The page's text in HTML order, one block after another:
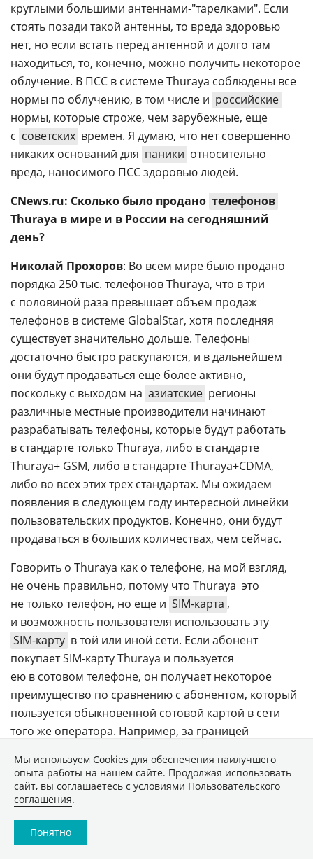
круглыми большими антеннами-"тарелками". Если
стоять позади такой антенны, то вреда здоровью
нет, но если встать перед антенной и долго там
находиться, то, конечно, можно получить некоторое
облучение. В ПСС в системе Thuraya соблюдены все
нормы по облучению, в том числе и российские
нормы, которые строже, чем зарубежные, еще
с советских времен. Я думаю, что нет совершенно
никаких оснований для паники относительно
вреда, наносимого ПСС здоровью людей.
CNews.ru: Сколько было продано телефонов
Thuraya в мире и в России на сегодняшний
день?
Николай Прохоров: Во всем мире было продано
порядка 250 тыс. телефонов Thuraya, что в три
с половиной раза превышает объем продаж
телефонов в системе GlobalStar, хотя последняя
существует значительно дольше. Телефоны
достаточно быстро раскупаются, и в дальнейшем
они будут продаваться еще более активно,
поскольку с выходом на азиатские регионы
различные местные производители начинают
разрабатывать телефоны, которые будут работать
в стандарте только Thuraya, либо в стандарте
Thuraya+ GSM, либо в стандарте Thuraya+CDMA,
либо во всех этих трех стандартах. Мы ожидаем
появления в следующем году интересной линейки
пользовательских продуктов. Конечно, они будут
продаваться в больших количествах, чем сейчас.
Говорить о Thuraya как о телефоне, на мой взгляд,
не очень правильно, потому что Thuraya  это
не только телефон, но еще и SIM-карта ,
и возможность пользователя использовать эту
SIM-карту в той или иной сети. Если абонент
покупаетSIM-картуThuraya и пользуется
ею в сотовом телефоне, он получает некоторое
преимущество по сравнению с абонентом, который
пользуется обыкновенной сотовой картой в сети
того же оператора. Например, за границей
дешевая входящая связь  максимальный входящий
тарифThuraya составляет 25 центов. Определенное
количество пользователей используют
Thuraya именно так. Важно отметить, что количество
пользователей Thuraya не считается по количеству
Мы используем Сookies для обеспечения наилучшего
опыта работы на нашем сайте. Продолжая использовать
сайт, вы соглашаетесь с условиями Пользовательского
соглашения.
Понятно